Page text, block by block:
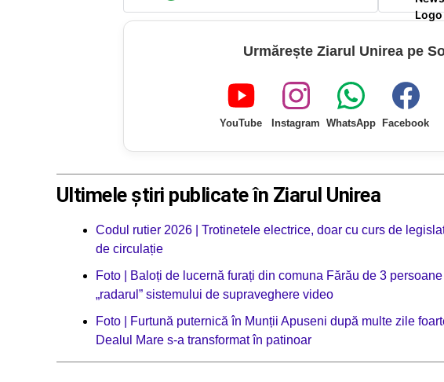
Urmărește Ziarul Unirea pe
YouTube Instagram WhatsApp Facebook
Ultimele știri publicate în Ziarul Unirea
Codul rutier 2026 | Trotinetele electrice, doar cu curs de
de circulație
Foto | Baloți de lucernă furați din comuna Fărău de 3
„radarul” sistemului de supraveghere video
Foto | Furtună puternică în Munții Apuseni după multe zile
Dealul Mare s-a transformat în patinoar